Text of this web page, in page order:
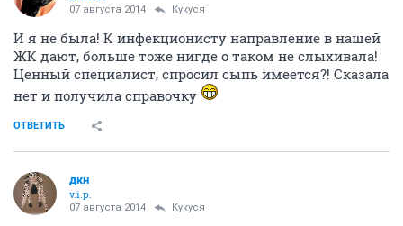
07 августа 2014 Кукуся
И я не была! К инфекционисту направление в нашей
ЖК дают, больше тоже нигде о таком не слыхивала!
Ценный специалист, спросил сыпь имеется?! Сказала
нет и получила справочку
ОТВЕТИТЬ
дкн
v.i.p.
07 августа 2014 Кукуся